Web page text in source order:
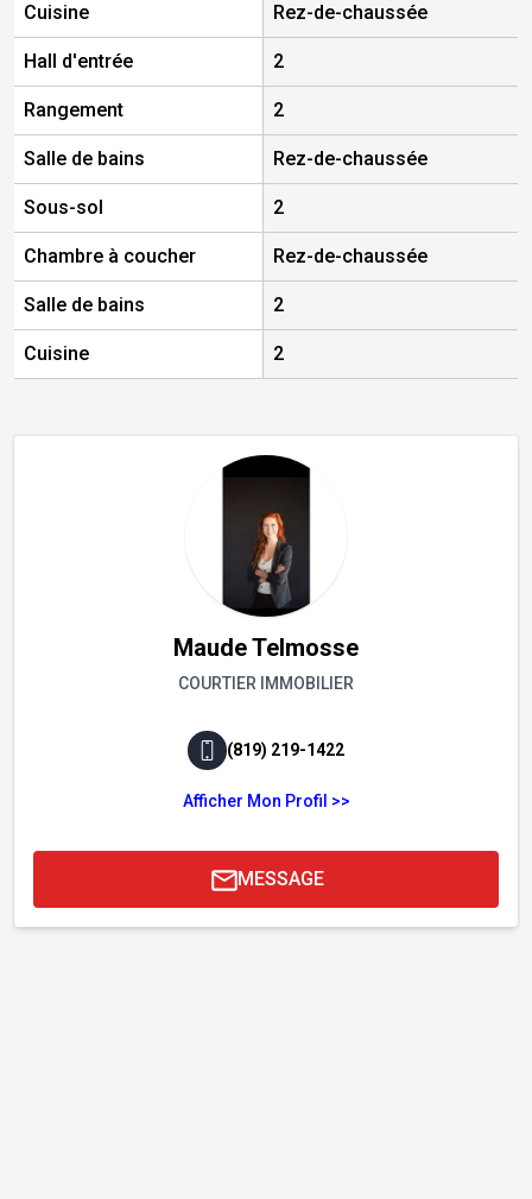
Cuisine Rez-de-chaussée
Hall d'entrée 2
Rangement 2
Salle de bains Rez-de-chaussée
Sous-sol 2
Chambre à coucher Rez-de-chaussée
Salle de bains 2
Cuisine 2
Maude Telmosse
COURTIER IMMOBILIER
(819) 219-1422
Afficher Mon Profil >>
MESSAGE